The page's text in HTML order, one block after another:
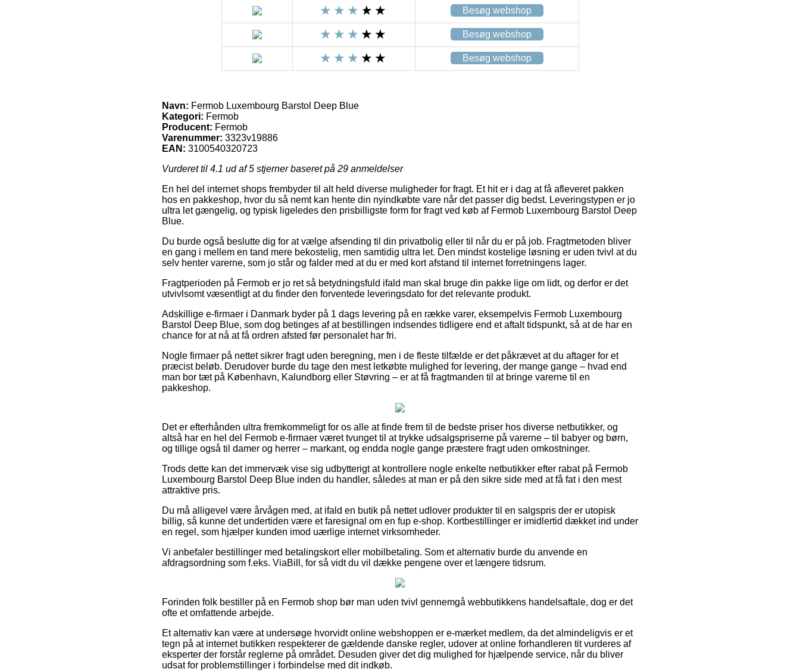
Besøg webshop
Besøg webshop
Besøg webshop
Navn: Fermob Luxembourg Barstol Deep Blue
Kategori: Fermob
Producent: Fermob
Varenummer: 3323v19886
EAN: 3100540320723
Vurderet til 4.1 ud af 5 stjerner baseret på 29 anmeldelser
En hel del internet shops frembyder til alt held diverse muligheder for fragt. Et hit er i dag at få afleveret pakken
hos en pakkeshop, hvor du så nemt kan hente din nyindkøbte vare når det passer dig bedst. Leveringstypen er jo
ultra let gængelig, og typisk ligeledes den prisbilligste form for fragt ved køb af Fermob Luxembourg Barstol Deep
Blue.
Du burde også beslutte dig for at vælge afsending til din privatbolig eller til når du er på job. Fragtmetoden bliver
en gang i mellem en tand mere bekostelig, men samtidig ultra let. Den mindst kostelige løsning er uden tvivl at du
selv henter varerne, som jo står og falder med at du er med kort afstand til internet forretningens lager.
Fragtperioden på Fermob er jo ret så betydningsfuld ifald man skal bruge din pakke lige om lidt, og derfor er det
utvivlsomt væsentligt at du finder den forventede leveringsdato for det relevante produkt.
Adskillige e-firmaer i Danmark byder på 1 dags levering på en række varer, eksempelvis Fermob Luxembourg
Barstol Deep Blue, som dog betinges af at bestillingen indsendes tidligere end et aftalt tidspunkt, så at de har en
chance for at nå at få ordren afsted før personalet har fri.
Nogle firmaer på nettet sikrer fragt uden beregning, men i de fleste tilfælde er det påkrævet at du aftager for et
præcist beløb. Derudover burde du tage den mest letkøbte mulighed for levering, der mange gange – hvad end
man bor tæt på København, Kalundborg eller Støvring – er at få fragtmanden til at bringe varerne til en
pakkeshop.
Det er efterhånden ultra fremkommeligt for os alle at finde frem til de bedste priser hos diverse netbutikker, og
altså har en hel del Fermob e-firmaer været tvunget til at trykke udsalgspriserne på varerne – til babyer og børn,
og tillige også til damer og herrer – markant, og endda nogle gange præstere fragt uden omkostninger.
Trods dette kan det immervæk vise sig udbytterigt at kontrollere nogle enkelte netbutikker efter rabat på Fermob
Luxembourg Barstol Deep Blue inden du handler, således at man er på den sikre side med at få fat i den mest
attraktive pris.
Du må alligevel være årvågen med, at ifald en butik på nettet udlover produkter til en salgspris der er utopisk
billig, så kunne det undertiden være et faresignal om en fup e-shop. Kortbestillinger er imidlertid dækket ind under
en regel, som hjælper kunden imod uærlige internet virksomheder.
Vi anbefaler bestillinger med betalingskort eller mobilbetaling. Som et alternativ burde du anvende en
afdragsordning som f.eks. ViaBill, for så vidt du vil dække pengene over et længere tidsrum.
Forinden folk bestiller på en Fermob shop bør man uden tvivl gennemgå webbutikkens handelsaftale, dog er det
ofte et omfattende arbejde.
Et alternativ kan være at undersøge hvorvidt online webshoppen er e-mærket medlem, da det almindeligvis er et
tegn på at internet butikken respekterer de gældende danske regler, udover at online forhandleren tit vurderes af
eksperter der forstår reglerne på området. Desuden giver det dig mulighed for hjælpende service, når du bliver
udsat for problemstillinger i forbindelse med dit indkøb.